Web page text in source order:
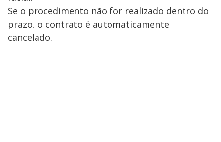
Se o procedimento não for realizado dentro do
prazo, o contrato é automaticamente
cancelado.